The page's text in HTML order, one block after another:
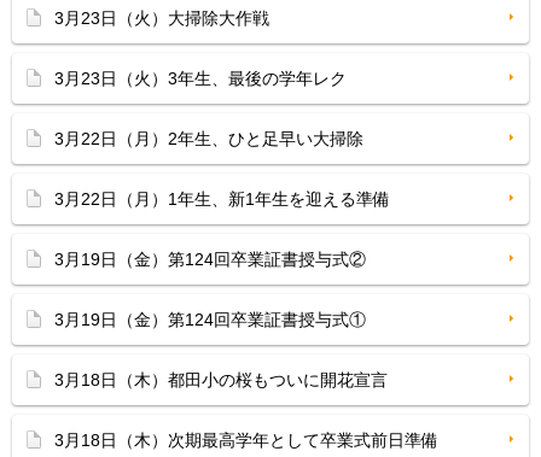
3月23日（火）大掃除大作戦
3月23日（火）3年生、最後の学年レク
3月22日（月）2年生、ひと足早い大掃除
3月22日（月）1年生、新1年生を迎える準備
3月19日（金）第124回卒業証書授与式②
3月19日（金）第124回卒業証書授与式①
3月18日（木）都田小の桜もついに開花宣言
3月18日（木）次期最高学年として卒業式前日準備